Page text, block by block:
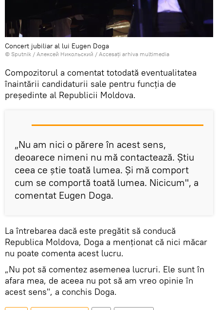
Concert jubiliar al lui Eugen Doga
© Sputnik / Алексей Никольский / Accesați arhiva multimedia
Compozitorul a comentat totodată eventualitatea
înaintării candidaturii sale pentru funcţia de
președinte al Republicii Moldova.
„Nu am nici o părere în acest sens,
deoarece nimeni nu mă contactează. Știu
ceea ce știe toată lumea. Și mă comport
cum se comportă toată lumea. Nicicum", a
comentat Eugen Doga.
La întrebarea dacă este pregătit să conducă
Republica Moldova, Doga a menționat că nici măcar
nu poate comenta acest lucru.
„Nu pot să comentez asemenea lucruri. Ele sunt în
afara mea, de aceea nu pot să am vreo opinie în
acest sens", a conchis Doga.